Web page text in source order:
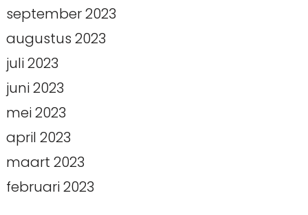
september 2023
augustus 2023
juli 2023
juni 2023
mei 2023
april 2023
maart 2023
februari 2023